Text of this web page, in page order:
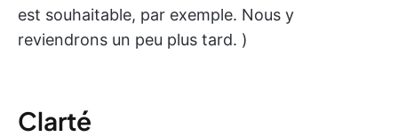
est souhaitable, par exemple. Nous y
reviendrons un peu plus tard. )
Clarté